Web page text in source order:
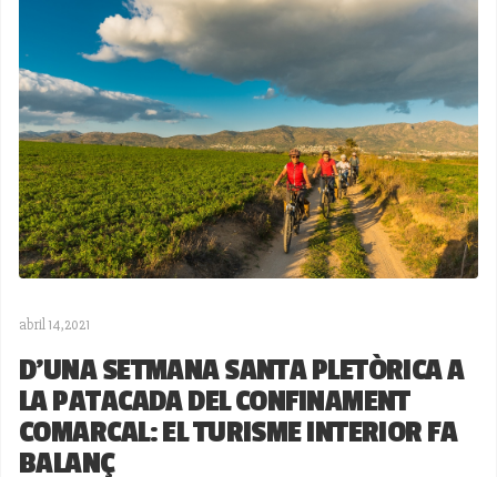
abril 14,2021
D'UNA SETMANA SANTA PLETÒRICA A
LA PATACADA DEL CONFINAMENT
COMARCAL: EL TURISME INTERIOR FA
BALANÇ